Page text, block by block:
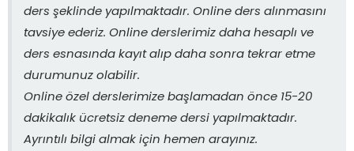
ders şeklinde yapılmaktadır. Online ders alınmasını
tavsiye ederiz. Online derslerimiz daha hesaplı ve
ders esnasında kayıt alıp daha sonra tekrar etme
durumunuz olabilir.
Online özel derslerimize başlamadan önce 15-20
dakikalık ücretsiz deneme dersi yapılmaktadır.
Ayrıntılı bilgi almak için hemen arayınız.